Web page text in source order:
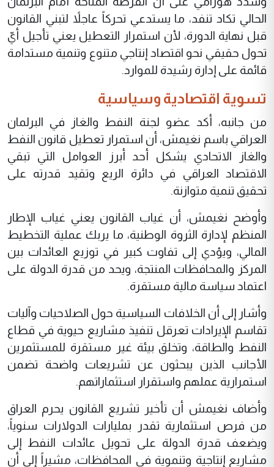
الحالي تكاد تنفد، ما يستدعي تحركاً عاجلاً لتبني القانون
قبل نهاية الدورة، لأن استمرار التعطيل يعني تأجيل أيّ
تحول حقيقي نحو اقتصاد إنتاجي متنوع وتنمية مستدامة
قائمة على إدارة رشيدة للموارد.
تسوية اقتصادية وسياسية
من جانبه، أكد عضو لجنة النفط والغاز في البرلمان
العراقي باسم نغيمش، أن استمرار تعطيل قانون النفط
والغاز الاتحادي يشكل أحد أبرز العوامل التي تبقي
الاقتصاد العراقي في دائرة الريع وتقيد قدرته على
تحقيق تنمية متوازنة.
وأوضح نغيمش، أن غياب القانون يعني غياب الإطار
المنظم لإدارة الثروة الوطنية، ما يربك عملية التخطيط
المالي، ويؤدي إلى تفاوت كبير في توزيع العائدات بين
المركز والمحافظات المنتجة، ويحد من قدرة الدولة على
اعتماد سياسة مالية مستقرة.
وأشار إلى أن الخلافات السياسية حول الصلاحيات وآليات
تقاسم الإيرادات تعرقل تنفيذ مشاريع حيوية في قطاع
النفط والطاقة، وتخلق بيئة غير مستقرة للمستثمرين
الأجانب الذين يبحثون عن تشريعات واضحة تضمن
استمرارية عملهم واستقرار استثماراتهم.
وأضاف نغيمش أن تأخير تشريع القانون يحرم العراق
من فرص استثمارية تقدر بمليارات الدولارات سنوياً،
ويضعف قدرة الدولة على تحويل عائدات النفط إلى
مشاريع إنتاجية وتنموية في المحافظات، مشيراً إلى أن